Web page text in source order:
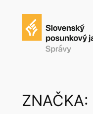
ZNAČKA: